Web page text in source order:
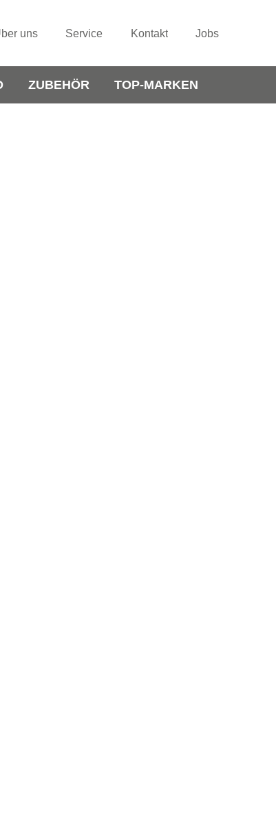
uns Service Kontakt Jobs
ZUBEHÖR TOP-MARKEN